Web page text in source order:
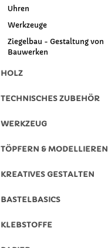
Uhren
Werkzeuge
Ziegelbau - Gestaltung von
Bauwerken
HOLZ
TECHNISCHES ZUBEHÖR
WERKZEUG
TÖPFERN & MODELLIEREN
KREATIVES GESTALTEN
BASTELBASICS
KLEBSTOFFE